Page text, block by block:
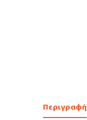
Περιγραφή